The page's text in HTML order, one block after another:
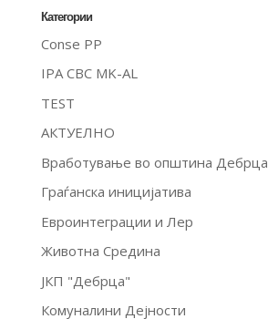
Категории
Conse PP
IPA CBC MK-AL
TEST
АКТУЕЛНО
Вработување во општина Дебрца
Граѓанска иницијатива
Евроинтеграции и Лер
Животна Средина
ЈКП "Дебрца"
Комуналини Дејности